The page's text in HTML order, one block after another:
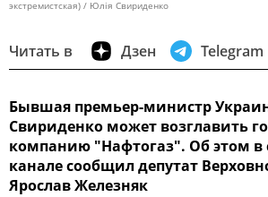
экстремистская) / Юлія Свириденко
Читать в Дзен Telegram
Бывшая премьер-министр
Свириденко может возглавить
компанию "Нафтогаз". Об этом в
канале сообщил депутат
Ярослав Железняк